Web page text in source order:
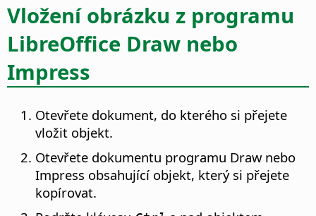
Vložení obrázku z programu
LibreOffice Draw nebo
Impress
Otevřete dokument, do kterého si přejete
vložit objekt.
Otevřete dokumentu programu Draw nebo
Impress obsahující objekt, který si přejete
kopírovat.